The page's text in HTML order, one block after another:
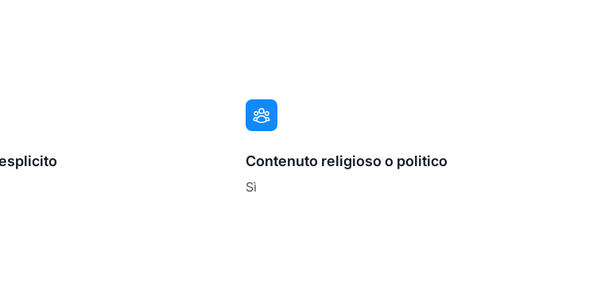
Contenuto religioso o politico
Sì